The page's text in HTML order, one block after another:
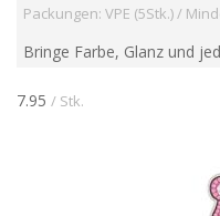
Packungen: VPE (5Stk.) /
Bringe Farbe, Glanz und
mit der Serie 6 der
preisgekrönten DIY-
7.95 / Stk.